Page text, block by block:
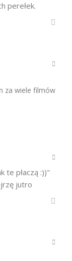
perełek.
za wiele filmów
te płaczą :))"
jutro